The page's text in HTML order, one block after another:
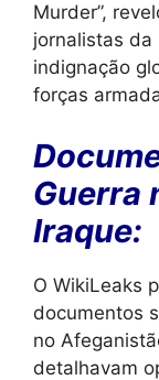
Murder”,
jornalistas da
indignação
forças
Guerra
Iraque:
O WikiLeaks
documentos
no
detalhavam